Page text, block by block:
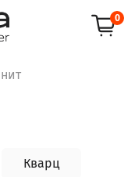
0
Кварц